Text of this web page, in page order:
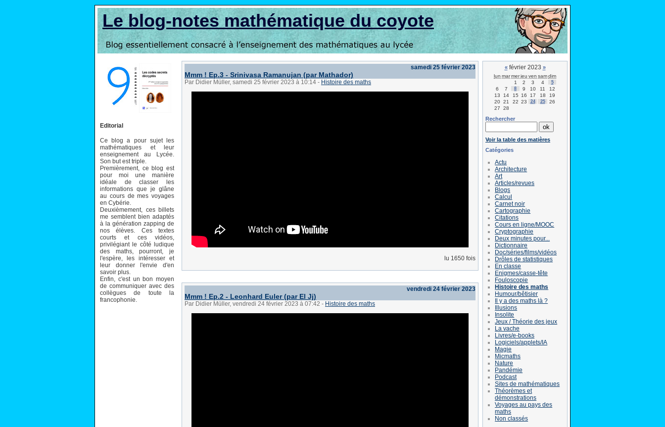
Le blog-notes mathématique du coyote
Editorial
Ce blog a pour sujet les
mathématiques et leur
enseignement au Lycée.
Son but est triple.
Premièrement, ce blog est
pour moi une manière
idéale de classer les
informations que je glâne
au cours de mes voyages
en Cybérie.
Deuxièmement, ces billets
me semblent bien adaptés
à la génération zapping de
nos élèves. Ces textes
courts et ces vidéos,
privilégiant le côté ludique
des maths, pourront, je
l'espère, les intéresser et
leur donner l'envie d'en
savoir plus.
Enfin, c'est un bon moyen
de communiquer avec des
collègues de toute la
francophonie.
samedi 25 février 2023
Mmm ! Ep.3 - Srinivasa Ramanujan (par Mathador)
Par Didier Müller, samedi 25 février 2023 à 10:14 - Histoire des maths
lu 1650 fois
vendredi 24 février 2023
Mmm ! Ep.2 - Leonhard Euler (par El Jj)
Par Didier Müller, vendredi 24 février 2023 à 07:42 - Histoire des maths
«février 2023 »
lun marmerjeu ven samdim
1
2 3 4 5
6 7 8 9 10 11
12
13
14 15 16 17 18
19
20 21 22 23 24 25
26
27
28
Rechercher
Voir la table des matières
Catégories
Actu
Architecture
Art
Articles/revues
Blogs
Calcul
Carnet noir
Cartographie
Citations
Cours en ligne/MOOC
Cryptographie
Deux minutes pour...
Dictionnaire
Doc/séries/films/vidéos
Drôles de statistiques
En classe
Enigmes/casse-tête
Fouloscopie
Histoire des maths
Humour/bêtisier
Il y a des maths là ?
Illusions
Insolite
Jeux / Théorie des jeux
La vache
Livres/e-books
Logiciels/applets/IA
Magie
Micmaths
Nature
Pandémie
Podcast
Sites de mathématiques
Théorèmes et
démonstrations
Voyages au pays des
maths
Non classés